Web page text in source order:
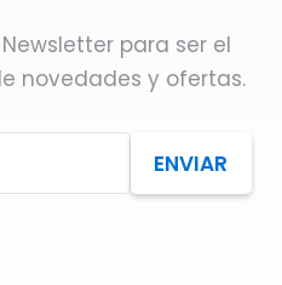
para ser el
novedades y ofertas.
ENVIAR